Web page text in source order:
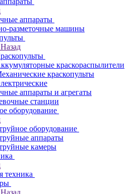
аппараты
разметочные машины
Назад
краскораспылители
краскопульты
аппараты и агрегаты
станции
оборудование
оборудование
аппараты
камеры
техника
Назад